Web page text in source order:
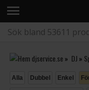
menu
» DJ»
Alla Dubbel Enkel